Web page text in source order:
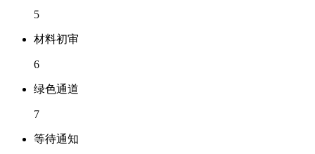
5
材料初审
6
绿色通道
7
等待通知